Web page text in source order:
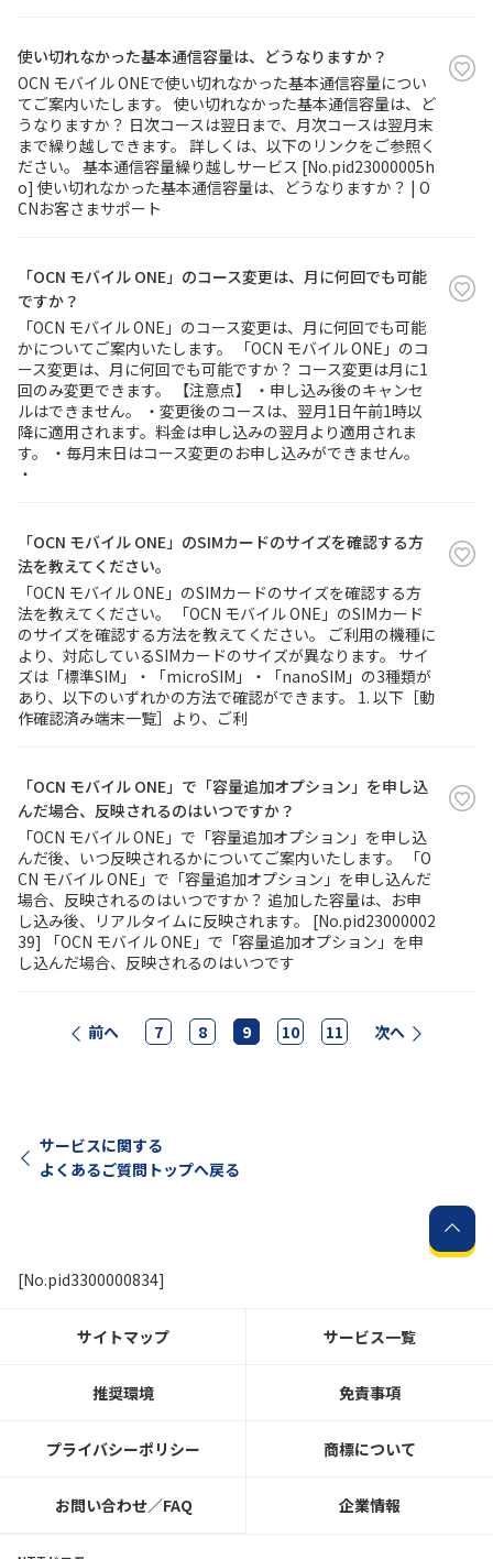
使い切れなかった基本通信容量は、どうなりますか？
OCN モバイル ONEで使い切れなかった基本通信容量につい
てご案内いたします。 使い切れなかった基本通信容量は、ど
うなりますか？ 日次コースは翌日まで、月次コースは翌月末
まで繰り越しできます。 詳しくは、以下のリンクをご参照く
ださい。 基本通信容量繰り越しサービス [No.pid23000005h
o] 使い切れなかった基本通信容量は、どうなりますか？ | O
CNお客さまサポート
「OCN モバイル ONE」のコース変更は、月に何回でも可能
ですか？
「OCN モバイル ONE」のコース変更は、月に何回でも可能
かについてご案内いたします。 「OCN モバイル ONE」のコ
ース変更は、月に何回でも可能ですか？ コース変更は月に1
回のみ変更できます。 【注意点】 ・申し込み後のキャンセ
ルはできません。 ・変更後のコースは、翌月1日午前1時以
降に適用されます。料金は申し込みの翌月より適用されま
す。 ・毎月末日はコース変更のお申し込みができません。
・
「OCN モバイル ONE」のSIMカードのサイズを確認する方
法を教えてください。
「OCN モバイル ONE」のSIMカードのサイズを確認する方
法を教えてください。 「OCN モバイル ONE」のSIMカード
のサイズを確認する方法を教えてください。 ご利用の機種に
より、対応しているSIMカードのサイズが異なります。 サイ
ズは「標準SIM」・「microSIM」・「nanoSIM」の3種類が
あり、以下のいずれかの方法で確認ができます。 1. 以下［動
作確認済み端末一覧］より、ご利
「OCN モバイル ONE」で「容量追加オプション」を申し込
んだ場合、反映されるのはいつですか？
「OCN モバイル ONE」で「容量追加オプション」を申し込
んだ後、いつ反映されるかについてご案内いたします。 「O
CN モバイル ONE」で「容量追加オプション」を申し込んだ
場合、反映されるのはいつですか？ 追加した容量は、お申
し込み後、リアルタイムに反映されます。 [No.pid23000002
39] 「OCN モバイル ONE」で「容量追加オプション」を申
し込んだ場合、反映されるのはいつです
前へ 7 8 9 10 11 次へ
サービスに関する
よくあるご質問トップへ戻る
[No.pid3300000834]
サイトマップ サービス一覧
推奨環境 免責事項
プライバシーポリシー 商標について
お問い合わせ／FAQ 企業情報